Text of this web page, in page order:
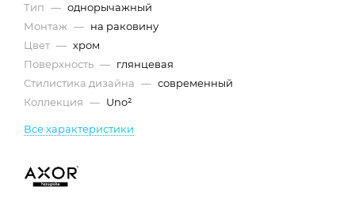
Тип — однорычажный
Монтаж — на раковину
Цвет — хром
Поверхность — глянцевая
Стилистика дизайна — современный
Коллекция — Uno²
Все характеристики